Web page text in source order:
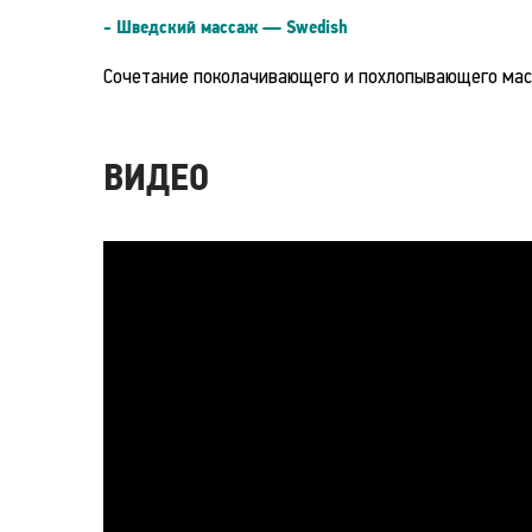
- Шведский массаж — Swedish
Сочетание поколачивающего и похлопывающего
ВИДЕО